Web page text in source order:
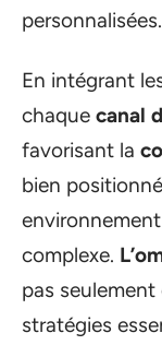
personnalisées.
En intégrant
chaque canal
favorisant la
bien
complexe.
pas
stratégies